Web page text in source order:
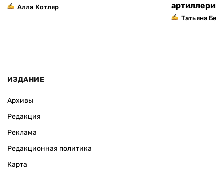
Алла Котляр
Татьяна
ИЗДАНИЕ
Архивы
Редакция
Реклама
Редакционная политика
Карта